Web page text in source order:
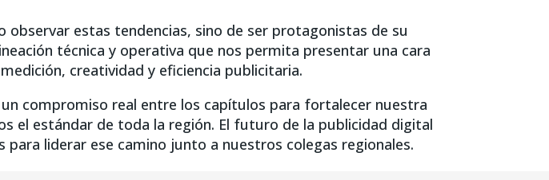
estas tendencias, sino de ser protagonistas de su
técnica y operativa que nos permita presentar una cara
creatividad y eficiencia publicitaria.
compromiso real entre los capítulos para fortalecer nuestra
el estándar de toda la región. El futuro de la publicidad digital
liderar ese camino junto a nuestros colegas regionales.